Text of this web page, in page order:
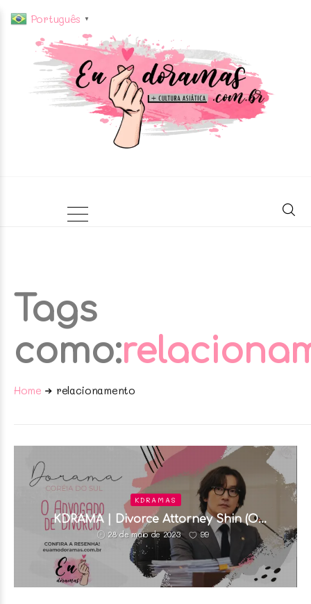
Tags
como:
Home relacionamento
KDRAMAS
KDRAMA | Divorce Attorney Shin (O
Advogado de Divórcio)
28 de maio de 2023 99
Português ▼